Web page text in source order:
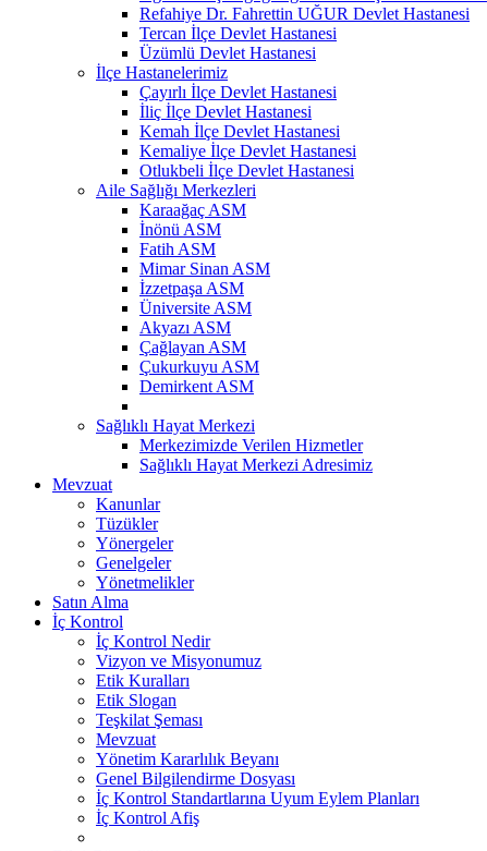
Refahiye Dr. Fahrettin UĞUR Devlet Hastanesi
Tercan İlçe Devlet Hastanesi
Üzümlü Devlet Hastanesi
İlçe Hastanelerimiz
Çayırlı İlçe Devlet Hastanesi
İliç İlçe Devlet Hastanesi
Kemah İlçe Devlet Hastanesi
Kemaliye İlçe Devlet Hastanesi
Otlukbeli İlçe Devlet Hastanesi
Aile Sağlığı Merkezleri
Karaağaç ASM
İnönü ASM
Fatih ASM
Mimar Sinan ASM
İzzetpaşa ASM
Üniversite ASM
Akyazı ASM
Çağlayan ASM
Çukurkuyu ASM
Demirkent ASM
Sağlıklı Hayat Merkezi
Merkezimizde Verilen Hizmetler
Sağlıklı Hayat Merkezi Adresimiz
Mevzuat
Kanunlar
Tüzükler
Yönergeler
Genelgeler
Yönetmelikler
Satın Alma
İç Kontrol
İç Kontrol Nedir
Vizyon ve Misyonumuz
Etik Kuralları
Etik Slogan
Teşkilat Şeması
Mevzuat
Yönetim Kararlılık Beyanı
Genel Bilgilendirme Dosyası
İç Kontrol Standartlarına Uyum Eylem Planları
İç Kontrol Afiş